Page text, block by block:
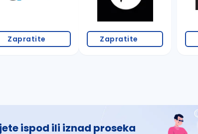
Zapratite Zapratite
ispod ili iznad proseka